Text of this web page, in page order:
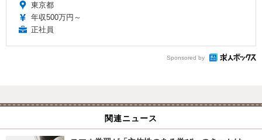
東京都
年収500万円～
正社員
Sponsored by
関連ニュース